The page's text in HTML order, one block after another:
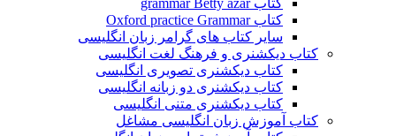
کتاب Oxford practice Grammar
سایر کتاب های گرامر زبان انگلیسی
کتاب دیکشنری و فرهنگ لغت انگلیسی
کتاب دیکشنری تصویری انگلیسی
کتاب دیکشنری دو زبانه انگلیسی
کتاب دیکشنری متنی انگلیسی
کتاب آموزش زبان انگلیسی مشاغل